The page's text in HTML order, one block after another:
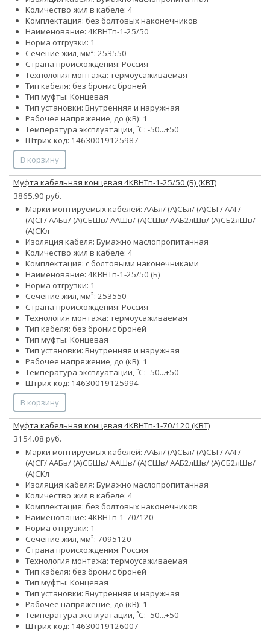
Количество жил в кабеле: 4
Комплектация: без болтовых наконечников
Наименование: 4КВНТп-1-25/50
Норма отгрузки: 1
Сечение жил, мм²: 253550
Страна происхождения: Россия
Технология монтажа: термоусаживаемая
Тип кабеля: без бронис броней
Тип муфты: Концевая
Тип установки: Внутренняя и наружная
Рабочее напряжение, до (кВ): 1
Температура эксплуатации, ˚С: -50...+50
Штрих-код: 14630019125987
В корзину
Муфта кабельная концевая 4КВНТп-1-25/50 (Б) (КВТ)
3865.90 руб.
Марки монтируемых кабелей: ААБл/ (А)СБл/ (А)СБГ/ ААГ/
(А)СГ/ ААБв/ (А)СБШв/ ААШв/ (А)СШв/ ААБ2лШв/ (А)СБ2лШв/
(А)СКл
Изоляция кабеля: Бумажно маслопропитанная
Количество жил в кабеле: 4
Комплектация: с болтовыми наконечниками
Наименование: 4КВНТп-1-25/50 (Б)
Норма отгрузки: 1
Сечение жил, мм²: 253550
Страна происхождения: Россия
Технология монтажа: термоусаживаемая
Тип кабеля: без бронис броней
Тип муфты: Концевая
Тип установки: Внутренняя и наружная
Рабочее напряжение, до (кВ): 1
Температура эксплуатации, ˚С: -50...+50
Штрих-код: 14630019125994
В корзину
Муфта кабельная концевая 4КВНТп-1-70/120 (КВТ)
3154.08 руб.
Марки монтируемых кабелей: ААБл/ (А)СБл/ (А)СБГ/ ААГ/
(А)СГ/ ААБв/ (А)СБШв/ ААШв/ (А)СШв/ ААБ2лШв/ (А)СБ2лШв/
(А)СКл
Изоляция кабеля: Бумажно маслопропитанная
Количество жил в кабеле: 4
Комплектация: без болтовых наконечников
Наименование: 4КВНТп-1-70/120
Норма отгрузки: 1
Сечение жил, мм²: 7095120
Страна происхождения: Россия
Технология монтажа: термоусаживаемая
Тип кабеля: без бронис броней
Тип муфты: Концевая
Тип установки: Внутренняя и наружная
Рабочее напряжение, до (кВ): 1
Температура эксплуатации, ˚С: -50...+50
Штрих-код: 14630019126007